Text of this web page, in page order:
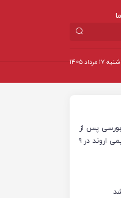
شنبه ۱۷ مرداد ۱۴۰۵
پس از
عرضه اولیه/ افزایش بیش از ۱۰ همت درآمد پتروشیمی اروند در ۹